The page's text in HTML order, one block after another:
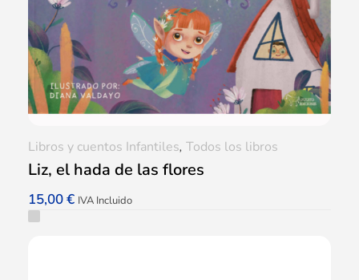
Liz, el hada de las flores
15,00€ IVA Incluido
Libros y cuentos Infantiles, Todos los libros